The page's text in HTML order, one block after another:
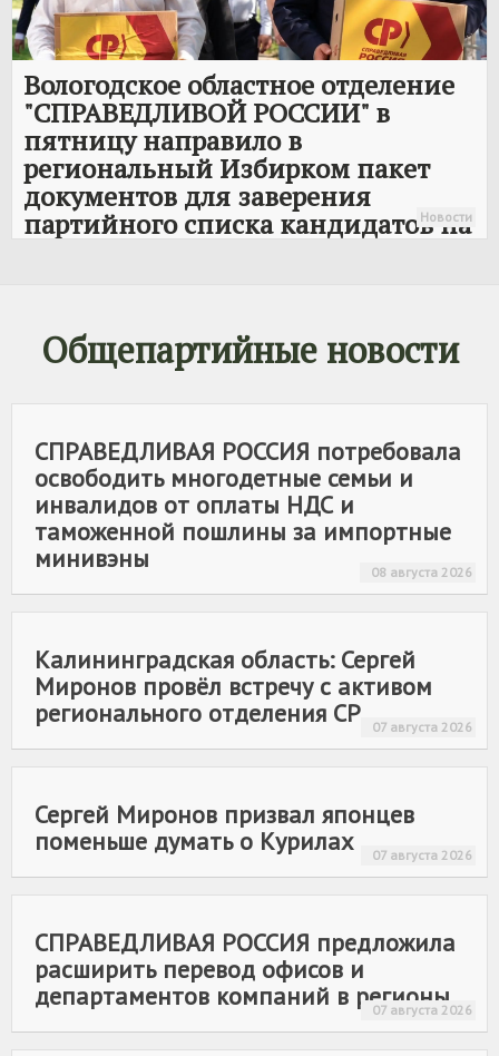
Вологодское областное отделение
"СПРАВЕДЛИВОЙ РОССИИ" в
пятницу направило в
региональный Избирком пакет
документов для заверения
партийного списка кандидатов на
Новости
Общепартийные новости
СПРАВЕДЛИВАЯ РОССИЯ потребовала
освободить многодетные семьи и
инвалидов от оплаты НДС и
таможенной пошлины за импортные
минивэны
08 августа 2026
Калининградская область: Сергей
Миронов провёл встречу с активом
регионального отделения СР
07 августа 2026
Сергей Миронов призвал японцев
поменьше думать о Курилах
07 августа 2026
СПРАВЕДЛИВАЯ РОССИЯ предложила
расширить перевод офисов и
департаментов компаний в регионы
07 августа 2026